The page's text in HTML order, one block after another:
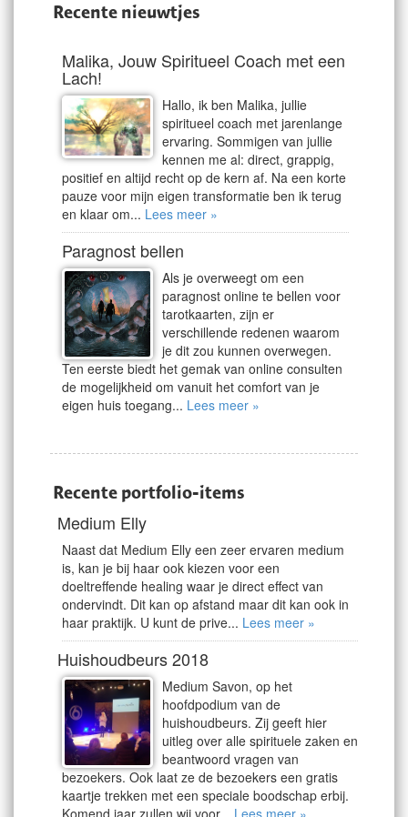
Recente nieuwtjes
Malika, Jouw Spiritueel Coach met een
Lach!
Hallo, ik ben Malika, jullie
spiritueel coach met jarenlange
ervaring. Sommigen van jullie
kennen me al: direct, grappig,
positief en altijd recht op de kern af. Na een korte
pauze voor mijn eigen transformatie ben ik terug
en klaar om... Lees meer »
Paragnost bellen
Als je overweegt om een
paragnost online te bellen voor
tarotkaarten, zijn er
verschillende redenen waarom
je dit zou kunnen overwegen.
Ten eerste biedt het gemak van online consulten
de mogelijkheid om vanuit het comfort van je
eigen huis toegang... Lees meer »
Recente portfolio-items
Medium Elly
Naast dat Medium Elly een zeer ervaren medium
is, kan je bij haar ook kiezen voor een
doeltreffende healing waar je direct effect van
ondervindt. Dit kan op afstand maar dit kan ook in
haar praktijk. U kunt de prive... Lees meer »
Huishoudbeurs 2018
Medium Savon, op het
hoofdpodium van de
huishoudbeurs. Zij geeft hier
uitleg over alle spirituele zaken en
beantwoord vragen van
bezoekers. Ook laat ze de bezoekers een gratis
kaartje trekken met een speciale boodschap erbij.
Komend jaar zullen wij voor... Lees meer »